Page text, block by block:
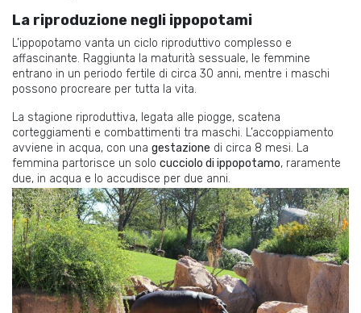
La riproduzione negli ippopotami
L’ippopotamo vanta un ciclo riproduttivo complesso e
affascinante. Raggiunta la maturità sessuale, le femmine
entrano in un periodo fertile di circa 30 anni, mentre i maschi
possono procreare per tutta la vita.
La stagione riproduttiva, legata alle piogge, scatena
corteggiamenti e combattimenti tra maschi. L’accoppiamento
avviene in acqua, con una gestazione di circa 8 mesi. La
femmina partorisce un solo cucciolo di ippopotamo, raramente
due, in acqua e lo accudisce per due anni.